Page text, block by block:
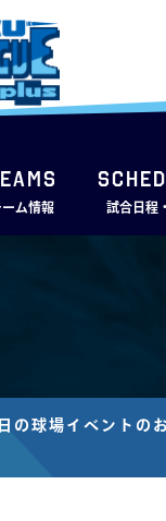
ーム情報 試合日程
の球場イベントの